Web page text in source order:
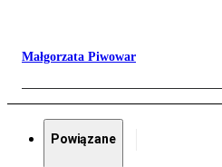
Małgorzata Piwowar
Powiązane